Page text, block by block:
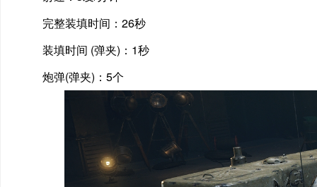
完整装填时间：26秒
装填时间 (弹夹)：1秒
炮弹(弹夹)：5个